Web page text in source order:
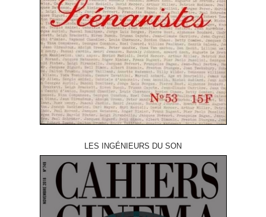
LES INGÉNIEURS DU SON